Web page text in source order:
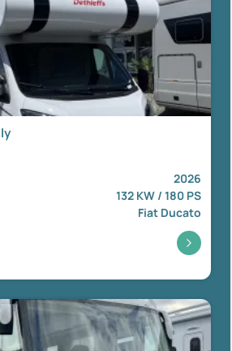
2026
132 KW / 180 PS
Fiat Ducato